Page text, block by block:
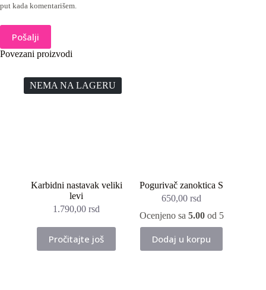
put kada komentarišem.
Pošalji
Povezani proizvodi
NEMA NA LAGERU
Karbidni nastavak veliki
levi
1.790,00rsd
Pročitajte još
Pogurivač zanoktica S
650,00rsd
Ocenjeno sa 5.00od 5
Dodaj u korpu